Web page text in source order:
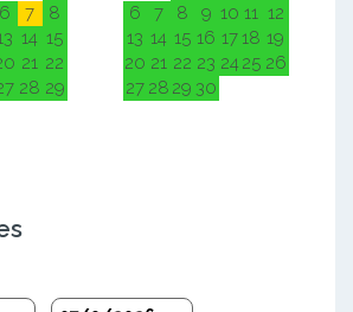
6 7
8
14 15
21 22
28 29
6
7 8 9 10 11 12
13 14 15 16 1718 19
20 21 22 23 24 25 26
27 28 29 30